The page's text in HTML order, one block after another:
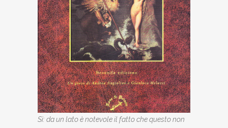
Sì: da un lato è notevole il fatto che questo non